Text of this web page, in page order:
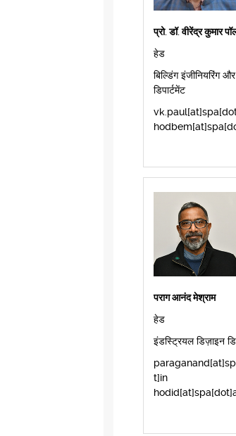
प्रो. डॉ. वीरेंद्र कुमार
हेड
बिल्डिंग इंजीनियरिंग
डिपार्टमेंट
पराग आनंद मेश्राम
हेड
इंडस्ट्रियल डिज़ाइन
t]in